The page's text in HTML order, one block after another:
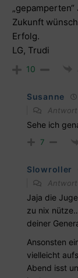
Zukunft
Erfolg.
LG, Trudi
10
Susanne
Sehe ich
7
Slowroller
Jaja die
zu nix
deiner
Ansonsten
vielleicht
Abend isst